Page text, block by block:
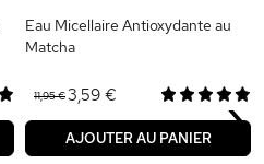
Eau Micellaire Antioxydante au
Matcha
11,95 €3,59 €
AJOUTER AU PANIER ›